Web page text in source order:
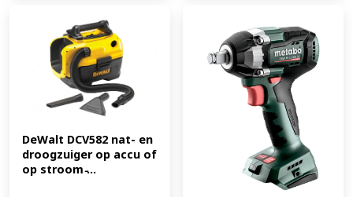
DeWalt DCV582 nat- en
droogzuiger op accu of
op stroom ̵...